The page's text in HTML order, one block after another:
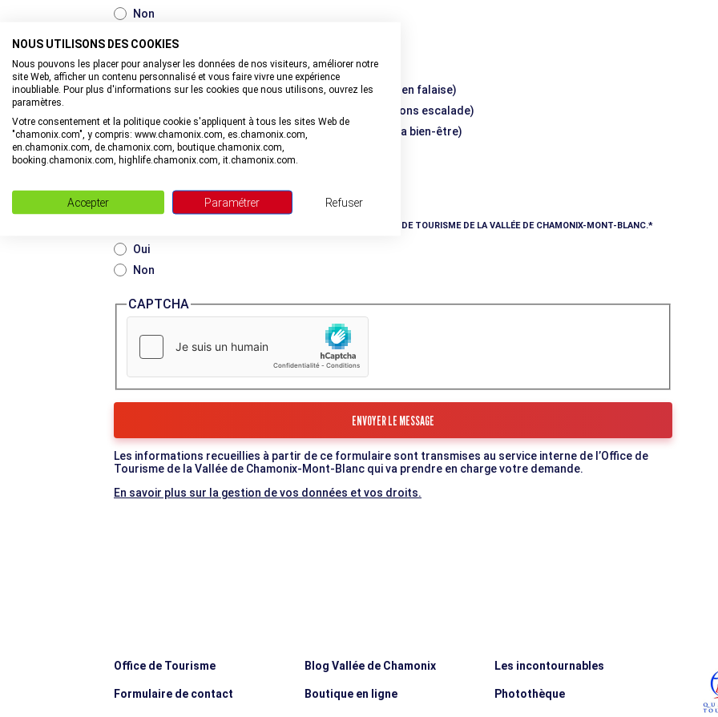
Non
VOUS ÊTES INTÉRESSÉS PAR
Le ski / snowboard
Les sports extrêmes (vol libre, alpinisme, escalade en falaise)
Les loisirs sportifs (randonnées, parapente, initiations escalade)
Les activités douces (musée, visites culturelles, spa bien-être)
Voyager en famille
Les nouveautés & actualités de la vallée
JE SOUHAITE RECEVOIR LES OFFRES DES PARTENAIRES DE L'OFFICE DE TOURISME DE LA VALLÉE DE CHAMONIX-MONT-BLANC.
Oui
Non
CAPTCHA
Les informations recueillies à partir de ce formulaire sont transmises au service interne de l’Office de
Tourisme de la Vallée de Chamonix-Mont-Blanc qui va prendre en charge votre demande.
En savoir plus sur la gestion de vos données et vos droits.
Office de Tourisme
Formulaire de contact
Blog Vallée de Chamonix
Boutique en ligne
Les incontournables
Photothèque
NOUS UTILISONS DES COOKIES
Nous pouvons les placer pour analyser les données de nos visiteurs, améliorer notre
site Web, afficher un contenu personnalisé et vous faire vivre une expérience
inoubliable. Pour plus d'informations sur les cookies que nous utilisons, ouvrez les
paramètres.
Votre consentement et la politique cookie s'appliquent à tous les sites Web de
"chamonix.com", y compris: www.chamonix.com, es.chamonix.com,
en.chamonix.com, de.chamonix.com, boutique.chamonix.com,
booking.chamonix.com, highlife.chamonix.com, it.chamonix.com.
Accepter Paramétrer Refuser